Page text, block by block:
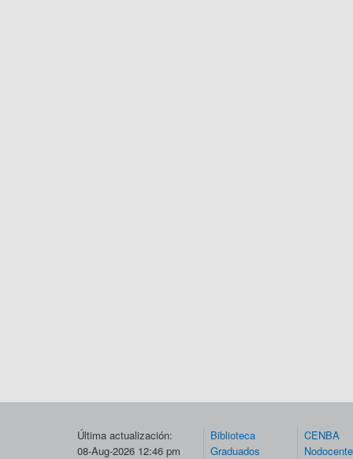
Última actualización:
08-Aug-2026 12:46 pm
Biblioteca
Graduados
CENBA